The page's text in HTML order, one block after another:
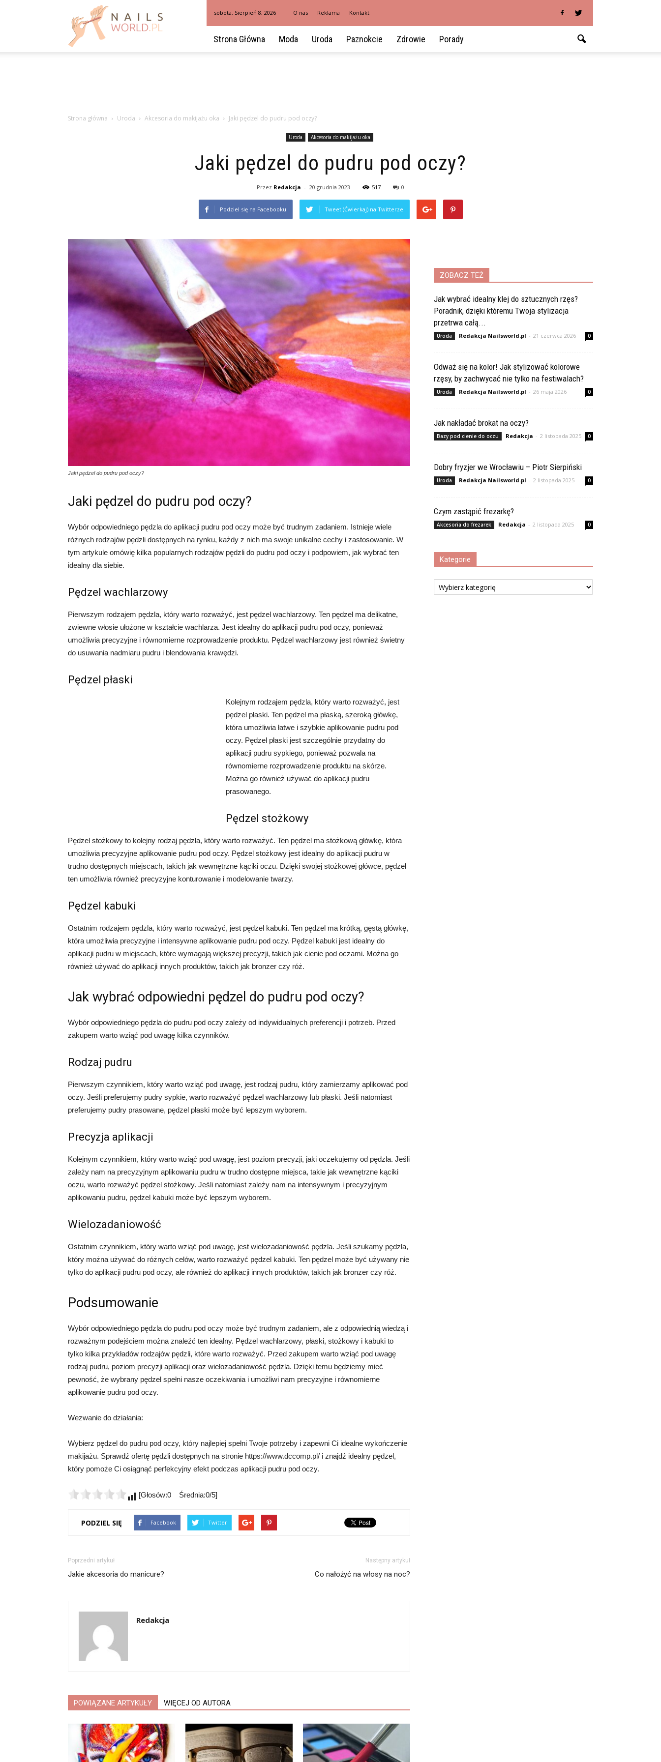
NailsWorld.pl
sobota, Sierpień 8, 2026 O nas Reklama Kontakt
Strona Główna Moda Uroda Paznokcie Zdrowie Porady
Strona główna Uroda Akcesoria do makijażu oka Jaki pędzel do pudru pod oczy?
Uroda Akcesoria do makijażu oka
Jaki pędzel do pudru pod oczy?
Przez Redakcja - 20 grudnia 2023 517 0
Podziel się na Facebooku Tweet (Ćwierkaj) na Twitterze
Jaki pędzel do pudru pod oczy?
Jaki pędzel do pudru pod oczy?
Wybór odpowiedniego pędzla do aplikacji pudru pod oczy może być trudnym zadaniem. Istnieje wiele
różnych rodzajów pędzli dostępnych na rynku, każdy z nich ma swoje unikalne cechy i zastosowanie. W
tym artykule omówię kilka popularnych rodzajów pędzli do pudru pod oczy i podpowiem, jak wybrać ten
idealny dla siebie.
Pędzel wachlarzowy
Pierwszym rodzajem pędzla, który warto rozważyć, jest pędzel wachlarzowy. Ten pędzel ma delikatne,
zwiewne włosie ułożone w kształcie wachlarza. Jest idealny do aplikacji pudru pod oczy, ponieważ
umożliwia precyzyjne i równomierne rozprowadzenie produktu. Pędzel wachlarzowy jest również świetny
do usuwania nadmiaru pudru i blendowania krawędzi.
Pędzel płaski
Kolejnym rodzajem pędzla, który warto rozważyć, jest
pędzel płaski. Ten pędzel ma płaską, szeroką główkę,
która umożliwia łatwe i szybkie aplikowanie pudru pod
oczy. Pędzel płaski jest szczególnie przydatny do
aplikacji pudru sypkiego, ponieważ pozwala na
równomierne rozprowadzenie produktu na skórze.
Można go również używać do aplikacji pudru
prasowanego.
Pędzel stożkowy
Pędzel stożkowy to kolejny rodzaj pędzla, który warto rozważyć. Ten pędzel ma stożkową główkę, która
umożliwia precyzyjne aplikowanie pudru pod oczy. Pędzel stożkowy jest idealny do aplikacji pudru w
trudno dostępnych miejscach, takich jak wewnętrzne kąciki oczu. Dzięki swojej stożkowej główce, pędzel
ten umożliwia również precyzyjne konturowanie i modelowanie twarzy.
Pędzel kabuki
Ostatnim rodzajem pędzla, który warto rozważyć, jest pędzel kabuki. Ten pędzel ma krótką, gęstą główkę,
która umożliwia precyzyjne i intensywne aplikowanie pudru pod oczy. Pędzel kabuki jest idealny do
aplikacji pudru w miejscach, które wymagają większej precyzji, takich jak cienie pod oczami. Można go
również używać do aplikacji innych produktów, takich jak bronzer czy róż.
Jak wybrać odpowiedni pędzel do pudru pod oczy?
Wybór odpowiedniego pędzla do pudru pod oczy zależy od indywidualnych preferencji i potrzeb. Przed
zakupem warto wziąć pod uwagę kilka czynników.
Rodzaj pudru
Pierwszym czynnikiem, który warto wziąć pod uwagę, jest rodzaj pudru, który zamierzamy aplikować pod
oczy. Jeśli preferujemy pudry sypkie, warto rozważyć pędzel wachlarzowy lub płaski. Jeśli natomiast
preferujemy pudry prasowane, pędzel płaski może być lepszym wyborem.
Precyzja aplikacji
Kolejnym czynnikiem, który warto wziąć pod uwagę, jest poziom precyzji, jaki oczekujemy od pędzla. Jeśli
zależy nam na precyzyjnym aplikowaniu pudru w trudno dostępne miejsca, takie jak wewnętrzne kąciki
oczu, warto rozważyć pędzel stożkowy. Jeśli natomiast zależy nam na intensywnym i precyzyjnym
aplikowaniu pudru, pędzel kabuki może być lepszym wyborem.
Wielozadaniowość
Ostatnim czynnikiem, który warto wziąć pod uwagę, jest wielozadaniowość pędzla. Jeśli szukamy pędzla,
który można używać do różnych celów, warto rozważyć pędzel kabuki. Ten pędzel może być używany nie
tylko do aplikacji pudru pod oczy, ale również do aplikacji innych produktów, takich jak bronzer czy róż.
Podsumowanie
Wybór odpowiedniego pędzla do pudru pod oczy może być trudnym zadaniem, ale z odpowiednią wiedzą i
rozważnym podejściem można znaleźć ten idealny. Pędzel wachlarzowy, płaski, stożkowy i kabuki to
tylko kilka przykładów rodzajów pędzli, które warto rozważyć. Przed zakupem warto wziąć pod uwagę
rodzaj pudru, poziom precyzji aplikacji oraz wielozadaniowość pędzla. Dzięki temu będziemy mieć
pewność, że wybrany pędzel spełni nasze oczekiwania i umożliwi nam precyzyjne i równomierne
aplikowanie pudru pod oczy.
Wezwanie do działania:
Wybierz pędzel do pudru pod oczy, który najlepiej spełni Twoje potrzeby i zapewni Ci idealne wykończenie
makijażu. Sprawdź ofertę pędzli dostępnych na stronie https://www.dccomp.pl/ i znajdź idealny pędzel,
który pomoże Ci osiągnąć perfekcyjny efekt podczas aplikacji pudru pod oczy.
[Głosów:0 Średnia:0/5]
PODZIEL SIĘ Facebook Twitter
Poprzedni artykuł
Jakie akcesoria do manicure?
Następny artykuł
Co nałożyć na włosy na noc?
Redakcja
POWIĄZANE ARTYKUŁY WIĘCEJ OD AUTORA
ZOBACZ TEŻ
Jak wybrać idealny klej do sztucznych rzęs?
Poradnik, dzięki któremu Twoja stylizacja
przetrwa całą...
Uroda Redakcja Nailsworld.pl - 21 czerwca 2026 0
Odważ się na kolor! Jak stylizować kolorowe
rzęsy, by zachwycać nie tylko na festiwalach?
Uroda Redakcja Nailsworld.pl - 26 maja 2026 0
Jak nakładać brokat na oczy?
Bazy pod cienie do oczu Redakcja - 2 listopada 2025 0
Dobry fryzjer we Wrocławiu – Piotr Sierpiński
Uroda Redakcja Nailsworld.pl - 2 listopada 2025 0
Czym zastąpić frezarkę?
Akcesoria do frezarek Redakcja - 2 listopada 2025 0
Kategorie
Kategorie